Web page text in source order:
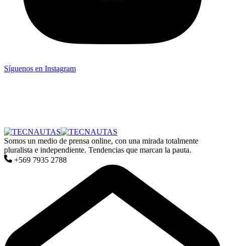
Síguenos en Instagram
Somos un medio de prensa online, con una mirada totalmente
pluralista e independiente. Tendencias que marcan la pauta.
+569 7935 2788